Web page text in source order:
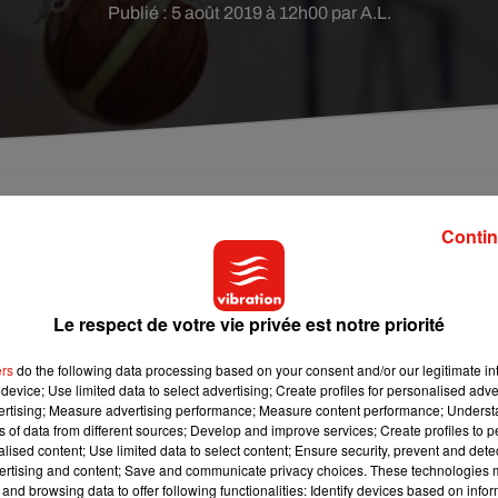
Publié : 5 août 2019 à 12h00 par A.L.
un basketteur a été suspendu car les résultats le
L'histoire, qui remonte à quelques mois, vient d'être révélée en
est suspendu depuis octobre 2018 en raison d'une
de Basket-Ball). En effet, le joueur âgé 28 ans
d'un contrôle urinaire.
à des fins de dopage car elle permet une meilleure
Le respect de votre vie privée est notre priorité
do the following data processing based on your consent and/or our legitimate
Use limited data to select advertising; Create profiles for personalised
Measure advertising performance; Measure content performance;
of data from different sources; Develop and improve services; Create profiles to
content; Use limited data to select content; Ensure security, prevent and
and content; Save and communicate privacy choices. These technologies
browsing data to offer following functionalities: Identify devices based on